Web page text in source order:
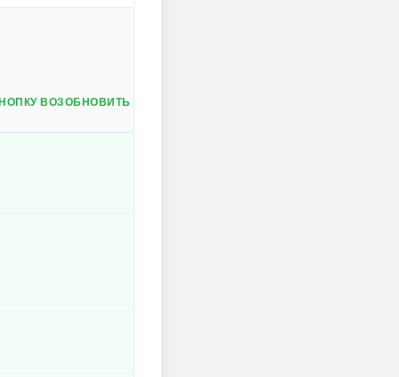
ВОЗОБНОВИТЬ ИГРУ В ПЕРВОМ МЕНЮ, ЧТОБЫ